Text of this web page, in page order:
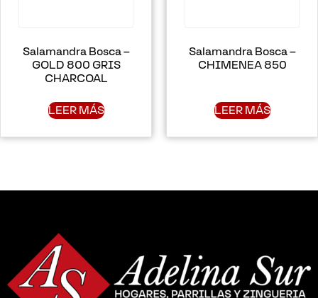
Salamandra Bosca –
GOLD 800 GRIS
CHARCOAL
LEER MÁS
Salamandra Bosca –
CHIMENEA 850
LEER MÁS